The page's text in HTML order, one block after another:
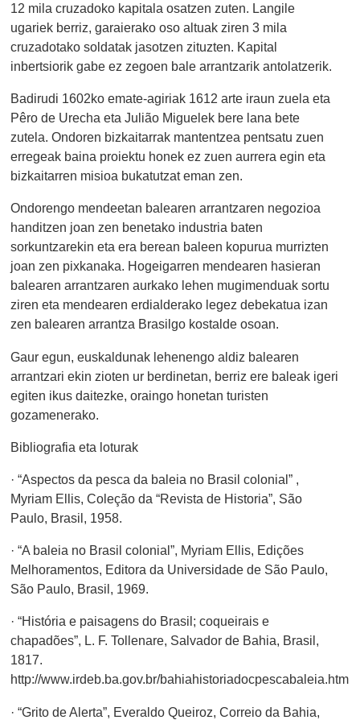
12 mila cruzadoko kapitala osatzen zuten. Langile
ugariek berriz, garaierako oso altuak ziren 3 mila
cruzadotako soldatak jasotzen zituzten. Kapital
inbertsiorik gabe ez zegoen bale arrantzarik antolatzerik.
Badirudi 1602ko emate-agiriak 1612 arte iraun zuela eta
Pêro de Urecha eta Julião Miguelek bere lana bete
zutela. Ondoren bizkaitarrak mantentzea pentsatu zuen
erregeak baina proiektu honek ez zuen aurrera egin eta
bizkaitarren misioa bukatutzat eman zen.
Ondorengo mendeetan balearen arrantzaren negozioa
handitzen joan zen benetako industria baten
sorkuntzarekin eta era berean baleen kopurua murrizten
joan zen pixkanaka. Hogeigarren mendearen hasieran
balearen arrantzaren aurkako lehen mugimenduak sortu
ziren eta mendearen erdialderako legez debekatua izan
zen balearen arrantza Brasilgo kostalde osoan.
Gaur egun, euskaldunak lehenengo aldiz balearen
arrantzari ekin zioten ur berdinetan, berriz ere baleak igeri
egiten ikus daitezke, oraingo honetan turisten
gozamenerako.
Bibliografia eta loturak
· “Aspectos da pesca da baleia no Brasil colonial” ,
Myriam Ellis, Coleção da “Revista de Historia”, São
Paulo, Brasil, 1958.
· “A baleia no Brasil colonial”, Myriam Ellis, Edições
Melhoramentos, Editora da Universidade de São Paulo,
São Paulo, Brasil, 1969.
· “História e paisagens do Brasil; coqueirais e
chapadões”, L. F. Tollenare, Salvador de Bahia, Brasil,
1817.
http://www.irdeb.ba.gov.br/bahiahistoriadocpescabaleia.htm
· “Grito de Alerta”, Everaldo Queiroz, Correio da Bahia,